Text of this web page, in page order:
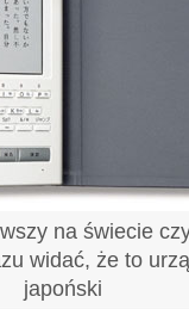
na świecie
widać, że to
japoński